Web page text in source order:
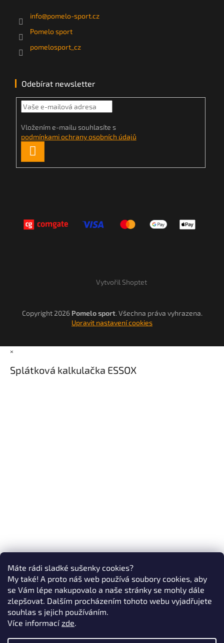
Máte rádi sladké sušenky cookies?
My také! A proto náš web používá soubory cookies, aby
se Vám lépe nakupovalo a naše stránky se mohly dále
zlepšovat. Dalším procházením tohoto webu vyjadřujete
souhlas s jejich používáním.
Více informacízde.
info@pomelo-sport.cz
Pomelo sport
pomelosport_cz
Odebírat newsletter
Vložením e-mailu souhlasíte s
podmínkami ochrany osobních údajů
SE
Vytvořil Shoptet
Copyright 2026 Pomelo sport. Všechna práva vyhrazena.
Upravit nastavení cookies
×
Splátková kalkulačka ESSOX